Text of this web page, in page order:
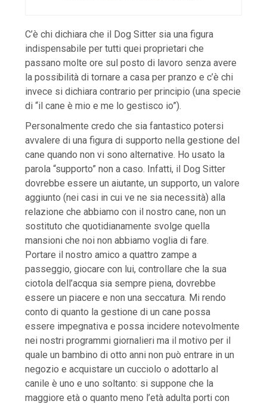
C’è chi dichiara che il Dog Sitter sia una figura
indispensabile per tutti quei proprietari che
passano molte ore sul posto di lavoro senza avere
la possibilità di tornare a casa per pranzo e c’è chi
invece si dichiara contrario per principio (una specie
di “il cane è mio e me lo gestisco io”).
Personalmente credo che sia fantastico potersi
avvalere di una figura di supporto nella gestione del
cane quando non vi sono alternative. Ho usato la
parola “supporto” non a caso. Infatti, il Dog Sitter
dovrebbe essere un aiutante, un supporto, un valore
aggiunto (nei casi in cui ve ne sia necessità) alla
relazione che abbiamo con il nostro cane, non un
sostituto che quotidianamente svolge quella
mansioni che noi non abbiamo voglia di fare.
Portare il nostro amico a quattro zampe a
passeggio, giocare con lui, controllare che la sua
ciotola dell’acqua sia sempre piena, dovrebbe
essere un piacere e non una seccatura. Mi rendo
conto di quanto la gestione di un cane possa
essere impegnativa e possa incidere notevolmente
nei nostri programmi giornalieri ma il motivo per il
quale un bambino di otto anni non può entrare in un
negozio e acquistare un cucciolo o adottarlo al
canile è uno e uno soltanto: si suppone che la
maggiore età o quanto meno l’età adulta porti con